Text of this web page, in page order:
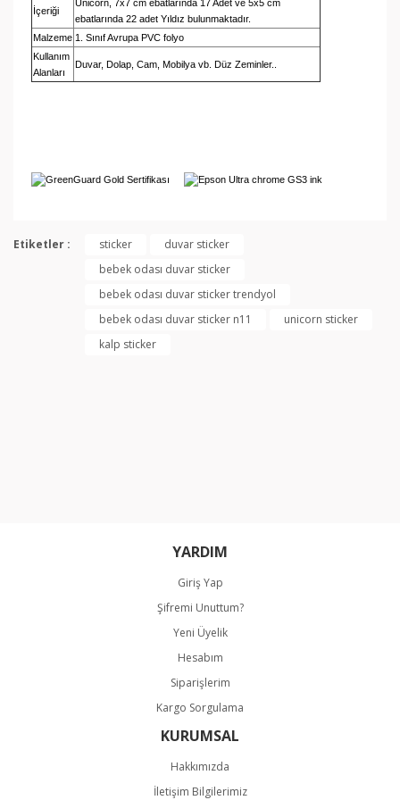
İçeriği
Unicorn, 7x7 cm ebatlarında 17 Adet ve 5x5 cm
ebatlarında 22 adet Yıldız bulunmaktadır.
Malzeme 1. Sınıf Avrupa PVC folyo
Kullanım
Alanları
Duvar, Dolap, Cam, Mobilya vb. Düz Zeminler..
Bu ürüne ilk yorumu siz yapın!
diğer konularda yetersiz gördüğünüz noktaları öneri
Görüş ve önerileriniz için teşekkür ederiz.
Ürün resmi kalitesiz, bozuk veya görüntülenemiyor.
Ürün açıklamasında eksik bilgiler bulunuyor.
Etiketler : sticker
duvar sticker
bebek odası duvar sticker
bebek odası duvar sticker trendyol
bebek odası duvar sticker n11
unicorn sticker
kalp sticker
YARDIM
Giriş Yap
Şifremi Unuttum?
Yeni Üyelik
Hesabım
Siparişlerim
Kargo Sorgulama
KURUMSAL
Hakkımızda
İletişim Bilgilerimiz